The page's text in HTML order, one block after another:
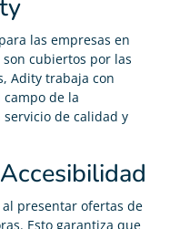
las empresas en
cubiertos por las
Adity trabaja con
de la
de calidad y
presentar ofertas de
Esto garantiza que